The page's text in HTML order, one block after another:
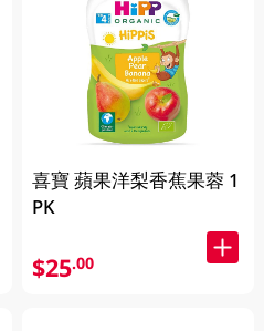
喜寶 蘋果洋梨香蕉果蓉 1
PK
$25.00